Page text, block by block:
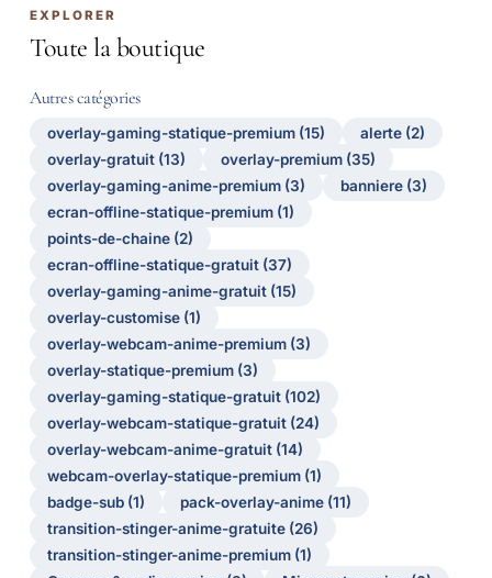
EXPLORER
Toute la boutique
Autres catégories
overlay-gaming-statique-premium (15)
alerte (2)
overlay-gratuit (13)
overlay-premium (35)
overlay-gaming-anime-premium (3)
banniere (3)
ecran-offline-statique-premium (1)
points-de-chaine (2)
ecran-offline-statique-gratuit (37)
overlay-gaming-anime-gratuit (15)
overlay-customise (1)
overlay-webcam-anime-premium (3)
overlay-statique-premium (3)
overlay-gaming-statique-gratuit (102)
overlay-webcam-statique-gratuit (24)
overlay-webcam-anime-gratuit (14)
webcam-overlay-statique-premium (1)
badge-sub (1)
pack-overlay-anime (11)
transition-stinger-anime-gratuite (26)
transition-stinger-anime-premium (1)